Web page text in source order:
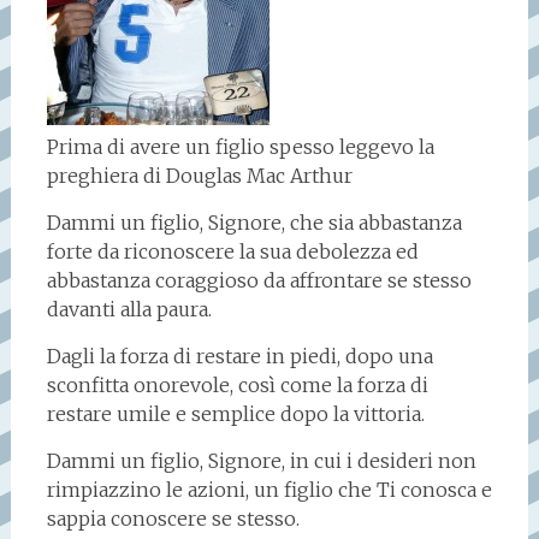
Prima di avere un figlio spesso leggevo la
preghiera di Douglas Mac Arthur
Dammi un figlio, Signore, che sia abbastanza
forte da riconoscere la sua debolezza ed
abbastanza coraggioso da affrontare se stesso
davanti alla paura.
Dagli la forza di restare in piedi, dopo una
sconfitta onorevole, così come la forza di
restare umile e semplice dopo la vittoria.
Dammi un figlio, Signore, in cui i desideri non
rimpiazzino le azioni, un figlio che Ti conosca e
sappia conoscere se stesso.